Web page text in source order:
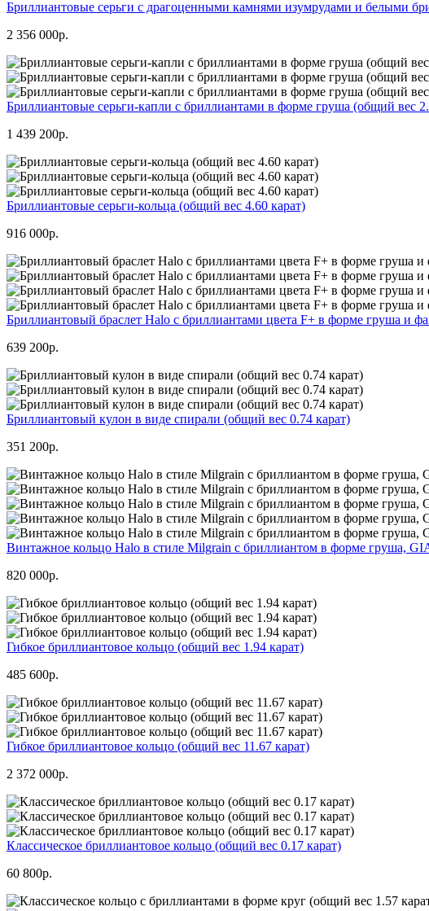
Бриллиантовые серьги с драгоценными камнями изумрудами и белыми
2 356 000р.
Бриллиантовые серьги-капли с бриллиантами в форме груша (общий вес
1 439 200р.
Бриллиантовые серьги-кольца (общий вес 4.60 карат)
916 000р.
Бриллиантовый браслет Halo с бриллиантами цвета F+ в форме груша и
639 200р.
Бриллиантовый кулон в виде спирали (общий вес 0.74 карат)
351 200р.
Винтажное кольцо Halo в стиле Milgrain с бриллиантом в форме груша,
820 000р.
Гибкое бриллиантовое кольцо (общий вес 1.94 карат)
485 600р.
Гибкое бриллиантовое кольцо (общий вес 11.67 карат)
2 372 000р.
Классическое бриллиантовое кольцо (общий вес 0.17 карат)
60 800р.